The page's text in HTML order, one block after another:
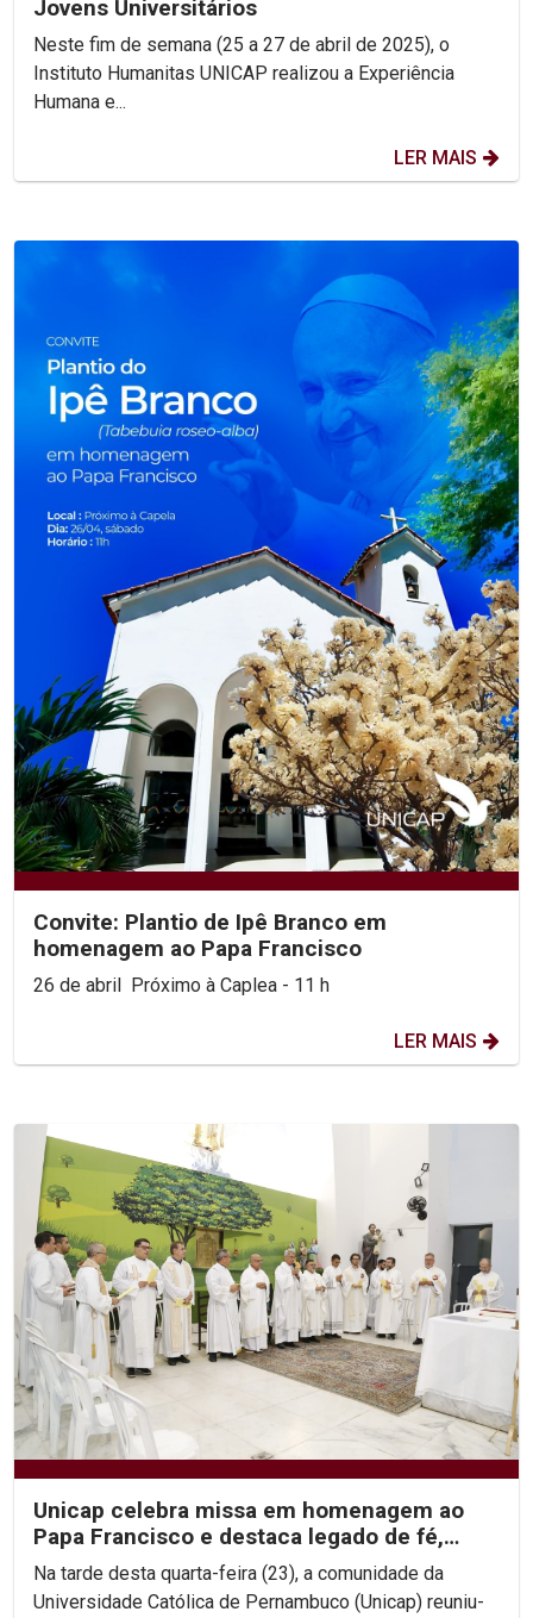
Jovens Universitários
Neste fim de semana (25 a 27 de abril de 2025), o
Instituto Humanitas UNICAP realizou a Experiência
Humana e...
LER MAIS
Convite: Plantio de Ipê Branco em
homenagem ao Papa Francisco
26 de abril Próximo à Caplea - 11 h
LER MAIS
Unicap celebra missa em homenagem ao
Papa Francisco e destaca legado de fé,
simplicidade e...
Na tarde desta quarta-feira (23), a comunidade da
Universidade Católica de Pernambuco (Unicap) reuniu-